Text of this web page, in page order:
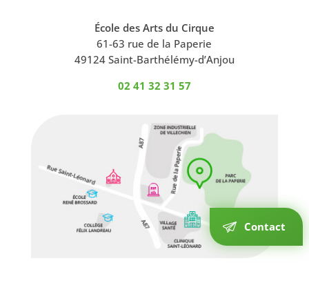
École des Arts du Cirque
61-63 rue de la Paperie
49124 Saint-Barthélémy-d’Anjou
02 41 32 31 57
Contact